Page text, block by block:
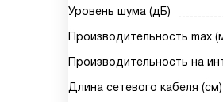
Уровень шума (дБ)
Производительность max
Производительность на
Длина сетевого кабеля (см)